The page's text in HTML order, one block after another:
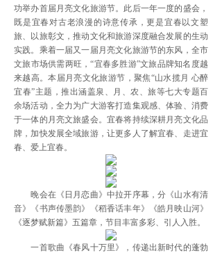
功举办首届月亮文化旅游节。此后一年一度的盛会，
既是宜春对古老浪漫的诗意传承，更是宜春以文塑
旅、以旅彰文，推动文化和旅游深度融合发展的生动
实践。乘着一届又一届月亮文化旅游节的东风，全市
文旅市场供需两旺，“宜春多胜游”文旅品牌知名度越
来越高。本届月亮文化旅游节，聚焦“山水揽月 心醉
宜春”主题，推出涵盖泉、月、农、旅等七大专题百
余场活动，全力为广大游客打造集观感、体验、消费
于一体的月亮文旅盛会。宜春将持续深耕月亮文化品
牌，加快发展全域旅游，让更多人了解宜春、走进宜
春、爱上宜春。
晚会在《日月恋曲》中拉开序幕，分《山水有清
音》《书声传墨韵》《稻香话丰年》《皓月映山河》
《逐梦赋新篇》五篇章，节目丰富多彩、引人入胜。
一首歌曲《春风十万里》，传递出新时代的蓬勃